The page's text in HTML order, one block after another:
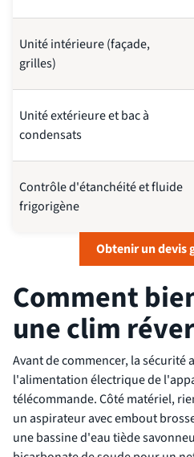
Unité intérieure (façade,
grilles)
Unité extérieure et bac à
condensats
Contrôle d'étanchéité et fluide
frigorigène
Obtenir un devis
Comment
une clim
Avant de commencer, la
l'alimentation électrique de
télécommande. Côté matériel,
un aspirateur avec embout
une bassine d'eau tiède